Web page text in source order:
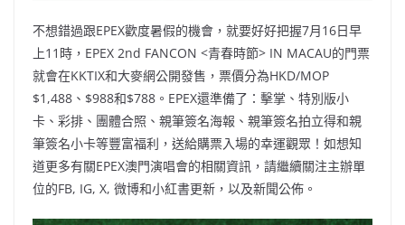
不想錯過跟EPEX歡度暑假的機會，就要好好把握7月16日早
上11時，EPEX 2nd FANCON <青春時節> IN MACAU的門票
就會在KKTIX和大麥網公開發售，票價分為HKD/MOP
$1,488、$988和$788。EPEX還準備了：擊掌、特別版小
卡、彩排、團體合照、親筆簽名海報、親筆簽名拍立得和親
筆簽名小卡等豐富福利，送給購票入場的幸運觀眾！如想知
道更多有關EPEX澳門演唱會的相關資訊，請繼續關注主辦單
位的FB, IG, X, 微博和小紅書更新，以及新聞公佈。